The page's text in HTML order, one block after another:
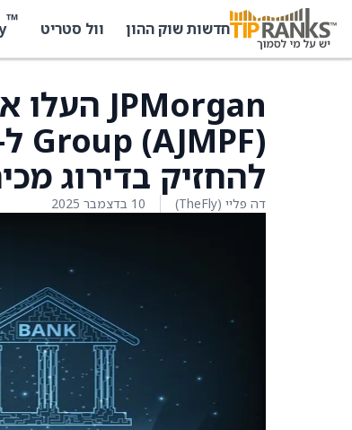
חדשות שוק ההון וול סטריט ™
להחזיק בדירוג
דה פליי (TheFly) 10 בדצמבר 2025